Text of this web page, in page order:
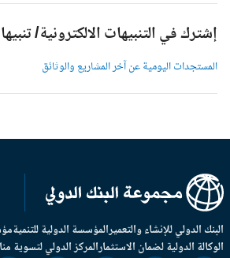
إشترك في التنبيهات الالكترونية/ تنبيهات
المستجدات اليومية عن آخر المشاريع والوثائق
الدولي للإنشاء والتعميرالمؤسسة الدولية للتنمية
الدولية لضمان الاستثمارالمركز الدولي لتسوية